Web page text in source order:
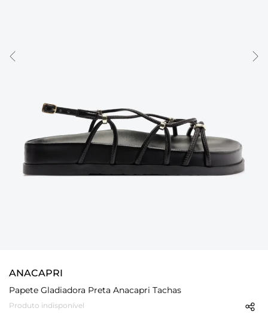
ANACAPRI
Papete Gladiadora Preta Anacapri Tachas
Produto indisponível